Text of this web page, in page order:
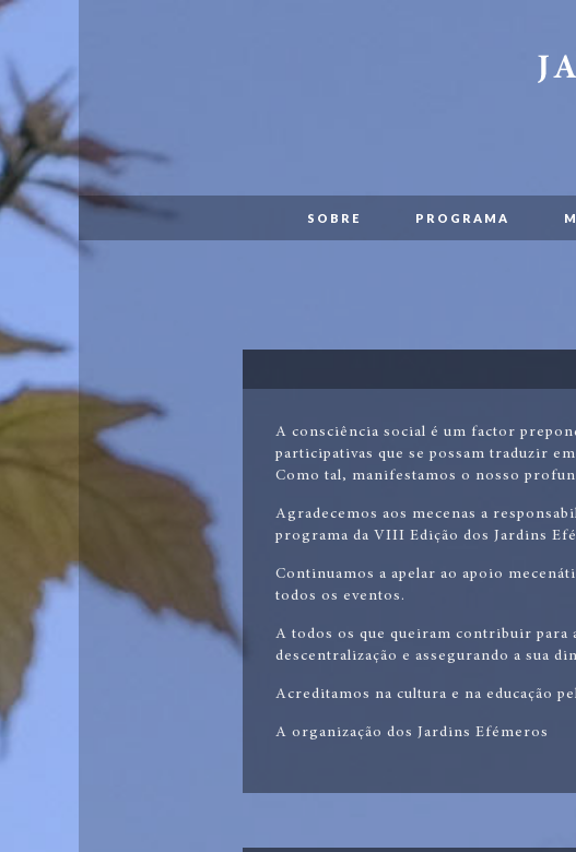
SOBRE
PROGRAMA
IDENTIDADE
APOIOS
EN
SOBRE PROGRAMA
A consciência social é um factor
participativas que se possam traduzir
Como tal, manifestamos o nosso
Agradecemos aos mecenas a
programa da VIII Edição dos Jardins
Continuamos a apelar ao apoio
todos os eventos.
A todos os que queiram contribuir para
descentralização e assegurando a sua
Acreditamos na cultura e na educação
A organização dos Jardins Efémeros